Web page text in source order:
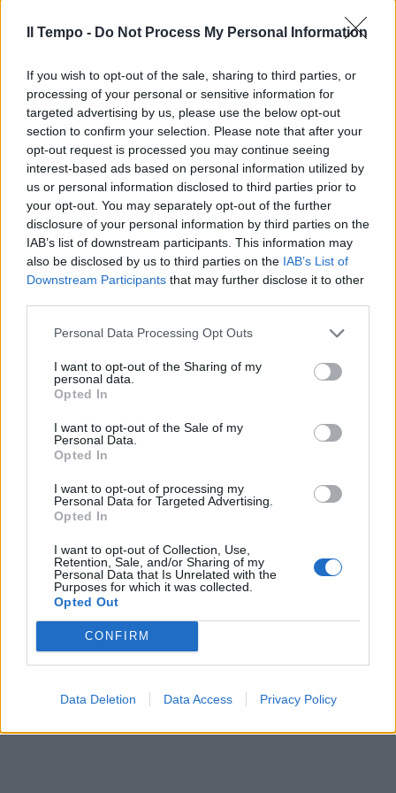
Il Tempo - Do Not Process My Personal Information
If you wish to opt-out of the sale, sharing to third parties, or
processing of your personal or sensitive information for
targeted advertising by us, please use the below opt-out
section to confirm your selection. Please note that after your
opt-out request is processed you may continue seeing
interest-based ads based on personal information utilized by
us or personal information disclosed to third parties prior to
your opt-out. You may separately opt-out of the further
disclosure of your personal information by third parties on the
IAB’s list of downstream participants. This information may
also be disclosed by us to third parties on the IAB’s List of
Downstream Participants that may further disclose it to other
Personal Data Processing Opt Outs
I want to opt-out of the Sharing of my
personal data.
Opted In
I want to opt-out of the Sale of my
Personal Data.
Opted In
I want to opt-out of processing my
Personal Data for Targeted Advertising.
Opted In
I want to opt-out of Collection, Use,
Retention, Sale, and/or Sharing of my
Personal Data that Is Unrelated with the
Purposes for which it was collected.
Opted Out
CONFIRM
Data Deletion Data Access Privacy Policy
In evidenza